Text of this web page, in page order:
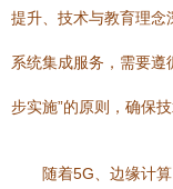
提升、技术与教育理念
系统集成服务，需要遵
步实施”的原则，确保
随着5G、边缘计